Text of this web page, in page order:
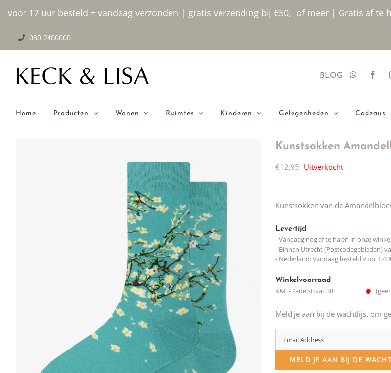
voor 17 uur besteld = vandaag verzonden | gratis verzending bij €50,- of meer | Gratis af
inhoud
030 2400000
BLOG
Home Producten Wonen Ruimtes Kinderen Gelegenheden Cadeaus
Kunstsokken
€12,95 Uitverkocht
Kunstsokken van de
Levertijd
- Vandaag nog af te halen in onze
- Binnen Utrecht (Postcodegebieden)
- Nederland: Vandaag besteld voor
Winkelvoorraad
K&L - Zadelstraat 38
Meld je aan bij de wachtlijst om
Enter
your
email
MELD JE AAN BIJ DE